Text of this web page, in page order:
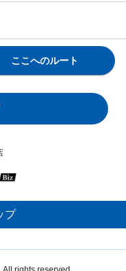
ここへのルート
プ